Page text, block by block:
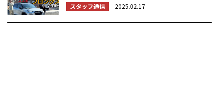
スタッフ通信 2025.02.17